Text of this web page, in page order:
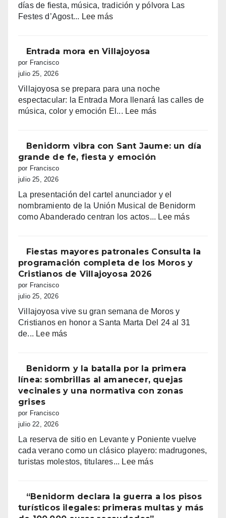
días de fiesta, música, tradición y pólvora Las
Festes d’Agost... Lee más:
DE
14
AL
18
2026
Entrada mora en Villajoyosa
por Francisco
julio 25, 2026
Villajoyosa se prepara para una noche
espectacular: la Entrada Mora llenará las calles de
música, color y emoción El... Lee más:
en
Benidorm vibra con Sant Jaume: un día
grande de fe, fiesta y emoción
por Francisco
julio 25, 2026
La presentación del cartel anunciador y el
nombramiento de la Unión Musical de Benidorm
como Abanderado centran los actos... Lee más:
con
Sant
fe,
Fiestas mayores patronales Consulta la
programación completa de los Moros y
Cristianos de Villajoyosa 2026
por Francisco
julio 25, 2026
Villajoyosa vive su gran semana de Moros y
Cristianos en honor a Santa Marta Del 24 al 31
de... Lee más:
patronales
Consulta
la
Moros
y
Cristianos
2026
Benidorm y la batalla por la primera
línea: sombrillas al amanecer, quejas
vecinales y una normativa con zonas
grises
por Francisco
julio 22, 2026
La reserva de sitio en Levante y Poniente vuelve
cada verano como un clásico playero: madrugones,
turistas molestos, titulares... Lee más:
la
batalla
“Benidorm declara la guerra a los pisos
turísticos ilegales: primeras multas y más